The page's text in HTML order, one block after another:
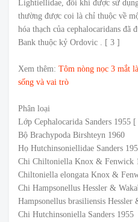
Lightiellidae, đôi khi được sử
thường được coi là chỉ thuộc về
hóa thạch của cephalocaridans
Bank thuộc kỷ Ordovic . [ 3 ]
Xem thêm: Tôm nòng nọc 3 mắt
sống và vai trò
Phân loại
Lớp Cephalocarida Sanders 1955
Bộ Brachypoda Birshteyn 1960
Họ Hutchinsoniellidae Sanders
Chi Chiltoniella Knox & Fenwick
Chiltoniella elongata Knox &
Chi Hampsonellus Hessler &
Hampsonellus brasiliensis Hessler
Chi Hutchinsoniella Sanders 1955